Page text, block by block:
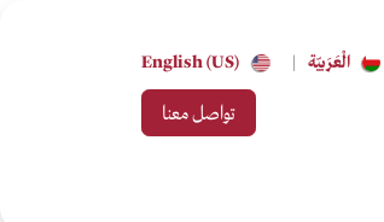
الْعَرَبيّة |
English (US)
تواصل معنا